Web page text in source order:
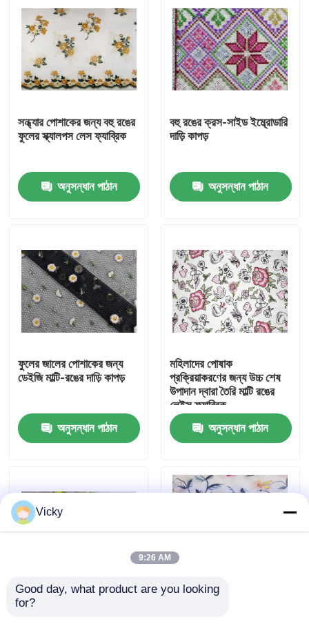
পণ্য
আমাদের সম্পর্কে
কারখানা ভ্রমণ
যোগাযোগ করুন
Exhibition Information
সন্ধ্যার পোশাকের জন্য বহু রঙের
ফুলের স্ক্যালপস লেস ফ্যাব্রিক
অনুসন্ধান পাঠান
বহু রঙের ক্রস-সাইড ইম্ব্রোডারি
দাড়ি কাপড়
অনুসন্ধান পাঠান
ফুলের জালের পোশাকের জন্য
ডেইজি মাল্টি-রঙের দাড়ি কাপড়
অনুসন্ধান পাঠান
মহিলাদের পোষাক
প্রক্রিয়াকরণের জন্য উচ্চ শেষ
উপাদান দ্বারা তৈরি মাল্টি রঙের
লেইস ফ্যাব্রিক
অনুসন্ধান পাঠান
বিবাহ গার্মেন্টস সজ্জা জন্য বিরাট
Vicky
9:26 AM
Good day, what product are you looking
for?